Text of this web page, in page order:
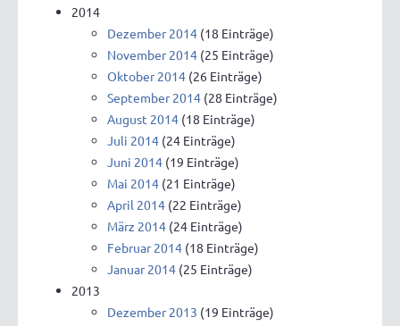
2014
Dezember 2014 (18 Einträge)
November 2014 (25 Einträge)
Oktober 2014 (26 Einträge)
September 2014 (28 Einträge)
August 2014 (18 Einträge)
Juli 2014 (24 Einträge)
Juni 2014 (19 Einträge)
Mai 2014 (21 Einträge)
April 2014 (22 Einträge)
März 2014 (24 Einträge)
Februar 2014 (18 Einträge)
Januar 2014 (25 Einträge)
2013
Dezember 2013 (19 Einträge)